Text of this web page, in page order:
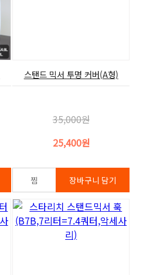
스탠드 믹서 투명 커버(A형)
35,000원
25,400원